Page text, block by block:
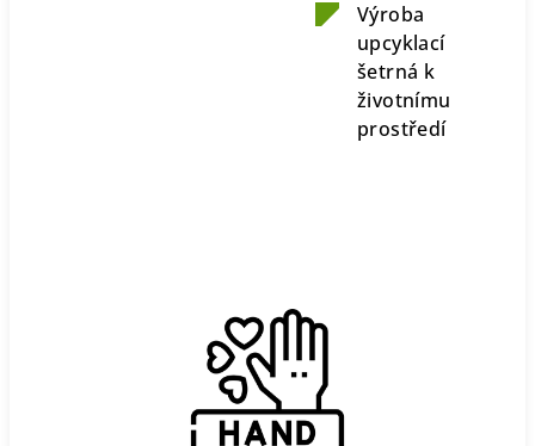
Výroba
upcyklací
šetrná k
životnímu
prostředí